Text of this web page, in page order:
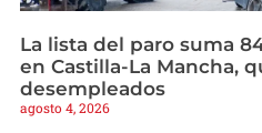
La lista del paro suma
en Castilla-La Mancha,
desempleados
agosto 4, 2026